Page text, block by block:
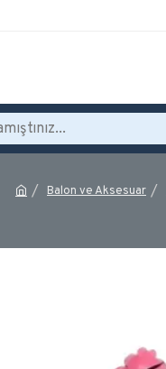
Balon ve Aksesuar